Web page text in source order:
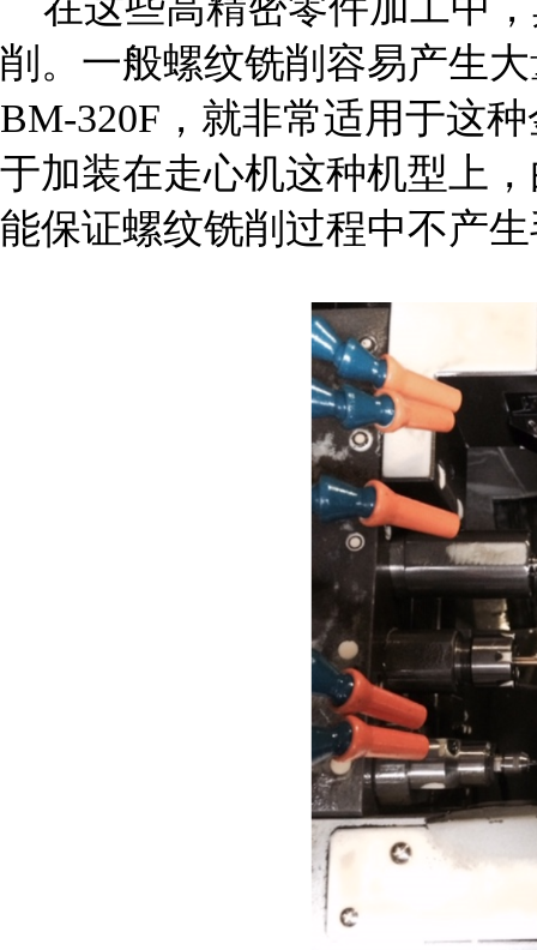
削。一般螺纹铣削容易产生
BM-320F，就非常适用于这
于加装在走心机这种机型上
能保证螺纹铣削过程中不产